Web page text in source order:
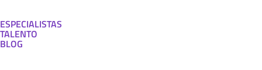
ESPECIALISTAS
TALENTO
BLOG